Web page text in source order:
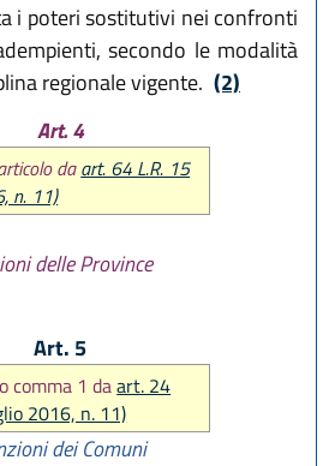
i poteri sostitutivi nei confronti
secondo le modalità
regionale vigente. (2)
Art. 4
daart. 64 L.R. 15
n. 11)
delle Province
Art. 5
comma 1 daart. 24
2016, n. 11)
dei Comuni